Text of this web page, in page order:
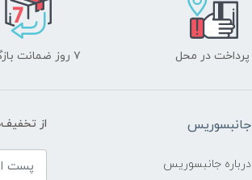
پرداخت در محل ۷ روز ضمانت بازگشت
جانبسوریس
درباره جانبسوریس
از